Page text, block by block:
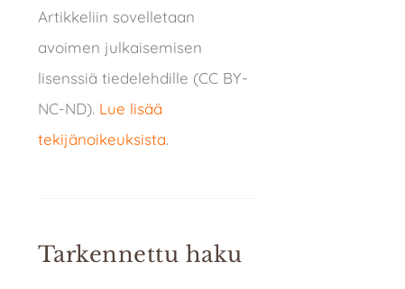
Artikkeliin sovelletaan
avoimen julkaisemisen
lisenssiä tiedelehdille (CC BY-
NC-ND). Lue lisää
tekijänoikeuksista.
Tarkennettu haku